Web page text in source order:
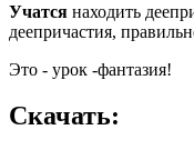
Учатся находить
деепричастия,
Это - урок -фантазия!
Скачать: